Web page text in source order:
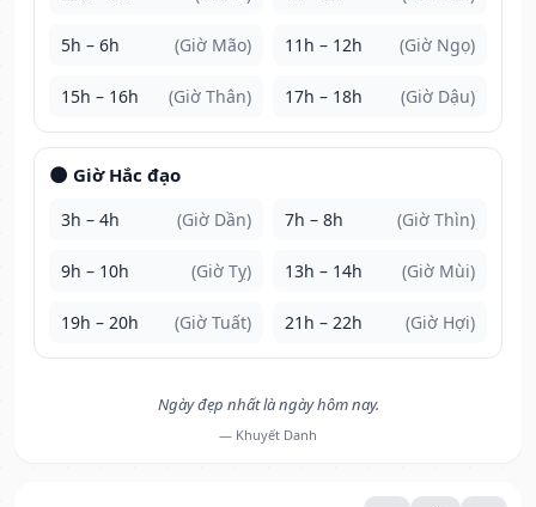
5h – 6h (Giờ Mão) 11h – 12h (Giờ Ngọ)
15h – 16h (Giờ Thân) 17h – 18h (Giờ Dậu)
🌑 Giờ Hắc đạo
3h – 4h (Giờ Dần) 7h – 8h (Giờ Thìn)
9h – 10h (Giờ Tỵ) 13h – 14h (Giờ Mùi)
19h – 20h (Giờ Tuất) 21h – 22h (Giờ Hợi)
Ngày đẹp nhất là ngày hôm nay.
— Khuyết Danh